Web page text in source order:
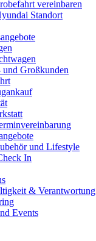
vereinbaren
Standort
und Großkunden
und Lifestyle
In
& Verantwortung
Events